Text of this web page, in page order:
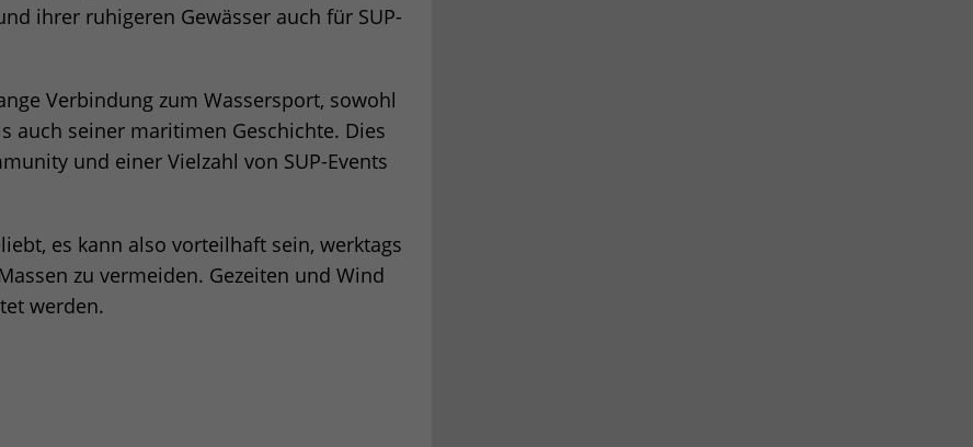
ihrer ruhigeren Gewässer auch für SUP-
Verbindung zum Wassersport, sowohl
auch seiner maritimen Geschichte. Dies
und einer Vielzahl von SUP-Events
es kann also vorteilhaft sein, werktags
zu vermeiden. Gezeiten und Wind
werden.